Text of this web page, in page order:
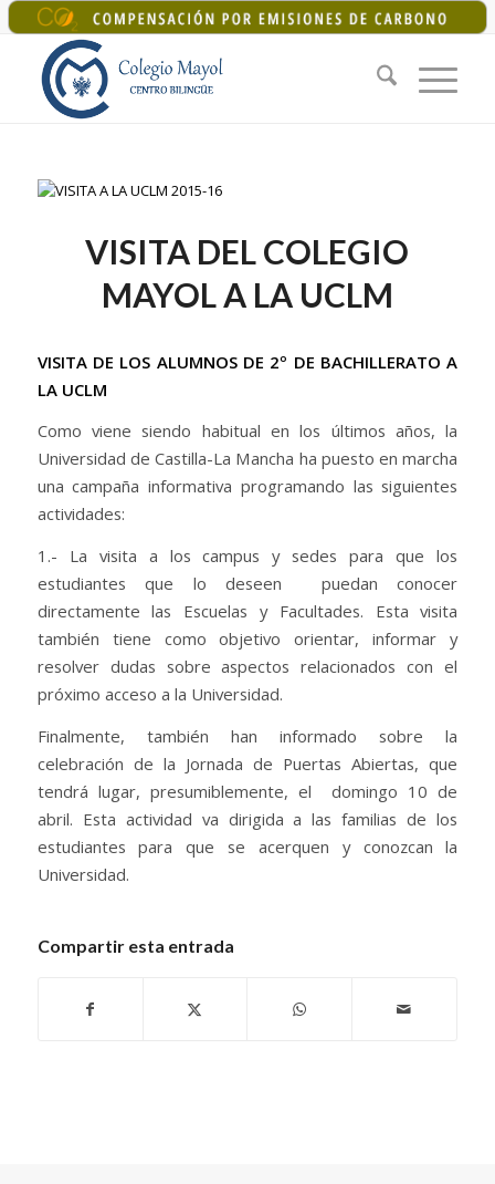
+34 925 22 07 33| colegiomayol@colegiomayol.es
VISITA DEL COLEGIO
MAYOL A LA UCLM
VISITA DE LOS ALUMNOS DE 2º DE BACHILLERATO A
LA UCLM
Como viene siendo habitual en los últimos años, la
Universidad de Castilla-La Mancha ha puesto en marcha
una campaña informativa programando las siguientes
actividades:
1.- La visita a los campus y sedes para que los
estudiantes que lo deseen puedan conocer
directamente las Escuelas y Facultades. Esta visita
también tiene como objetivo orientar, informar y
resolver dudas sobre aspectos relacionados con el
próximo acceso a la Universidad.
Finalmente, también han informado sobre la
celebración de la Jornada de Puertas Abiertas, que
tendrá lugar, presumiblemente, el domingo 10 de
abril. Esta actividad va dirigida a las familias de los
estudiantes para que se acerquen y conozcan la
Universidad.
Compartir esta entrada